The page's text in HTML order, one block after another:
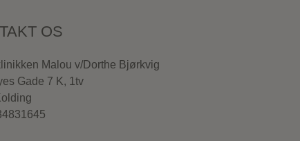
OS
Malou v/Dorthe Bjørkvig
Gade 7 K, 1tv